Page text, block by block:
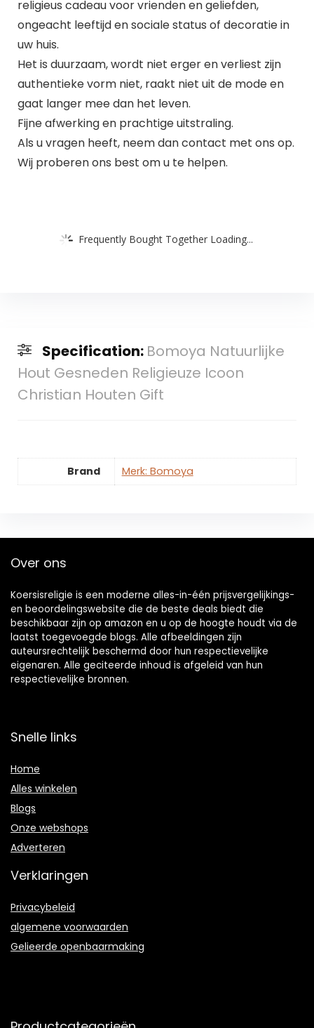
religieus cadeau voor vrienden en geliefden,
ongeacht leeftijd en sociale status of decoratie in
uw huis.
Het is duurzaam, wordt niet erger en verliest zijn
authentieke vorm niet, raakt niet uit de mode en
gaat langer mee dan het leven.
Fijne afwerking en prachtige uitstraling.
Als u vragen heeft, neem dan contact met ons op.
Wij proberen ons best om u te helpen.
Frequently Bought Together Loading...
Specification: Bomoya Natuurlijke
Hout Gesneden Religieuze Icoon
Christian Houten Gift
Brand Merk: Bomoya
Over ons
Koersisreligie is een moderne alles-in-één prijsvergelijkings-
en beoordelingswebsite die de beste deals biedt die
beschikbaar zijn op amazon en u op de hoogte houdt via de
laatst toegevoegde blogs. Alle afbeeldingen zijn
auteursrechtelijk beschermd door hun respectievelijke
eigenaren. Alle geciteerde inhoud is afgeleid van hun
respectievelijke bronnen.
Snelle links
Home
Alles winkelen
Blogs
Onze webshops
Adverteren
Verklaringen
Privacybeleid
algemene voorwaarden
Gelieerde openbaarmaking